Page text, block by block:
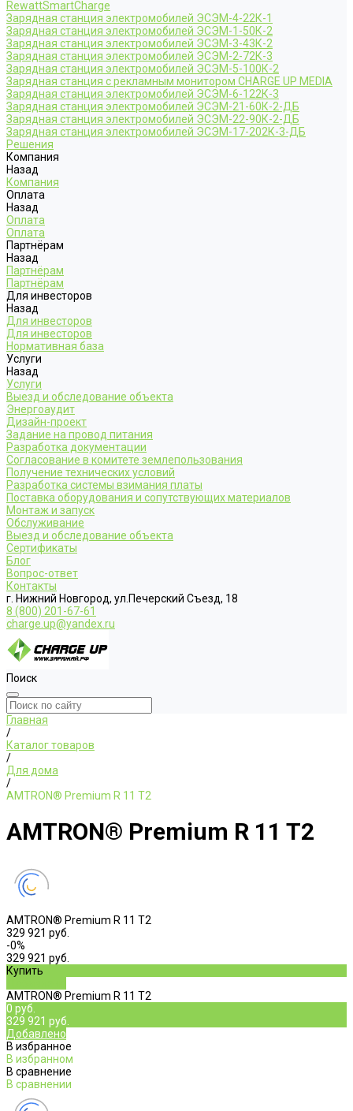
RewattSmartCharge
Зарядная станция электромобилей ЭСЭМ-4-22К-1
Зарядная станция электромобилей ЭСЭМ-1-50К-2
Зарядная станция электромобилей ЭСЭМ-3-43К-2
Зарядная станция электромобилей ЭСЭМ-2-72К-3
Зарядная станция электромобилей ЭСЭМ-5-100К-2
Зарядная станция с рекламным монитором CHARGE UP MEDIA
Зарядная станция электромобилей ЭСЭМ-6-122К-3
Зарядная станция электромобилей ЭСЭМ-21-60К-2-ДБ
Зарядная станция электромобилей ЭСЭМ-22-90К-2-ДБ
Зарядная станция электромобилей ЭСЭМ-17-202К-3-ДБ
Решения
Компания
Назад
Компания
Оплата
Назад
Оплата
Оплата
Партнёрам
Назад
Партнёрам
Партнёрам
Для инвесторов
Назад
Для инвесторов
Для инвесторов
Нормативная база
Услуги
Назад
Услуги
Выезд и обследование объекта
Энергоаудит
Дизайн-проект
Задание на провод питания
Разработка документации
Согласование в комитете землепользования
Получение технических условий
Разработка системы взимания платы
Поставка оборудования и сопутствующих материалов
Монтаж и запуск
Обслуживание
Выезд и обследование объекта
Сертификаты
Блог
Вопрос-ответ
Контакты
г. Нижний Новгород, ул.Печерский Съезд, 18
8 (800) 201-67-61
charge.up@yandex.ru
Поиск
Главная
/
Каталог товаров
/
Для дома
/
AMTRON® Premium R 11 T2
AMTRON® Premium R 11 T2
AMTRON® Premium R 11 T2
329 921 руб.
-0%
329 921 руб.
Купить
AMTRON® Premium R 11 T2
0 руб.
329 921 руб.
Добавлено
В избранное
В избранном
В сравнение
В сравнении